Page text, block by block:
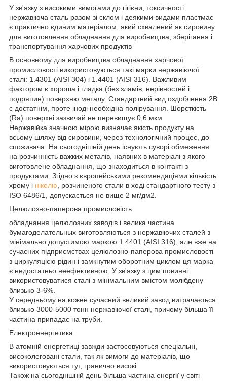
У зв'язку з високими вимогами до гігієни, токсичності
нержавіюча сталь разом зі склом і деякими видами пластмас
є практично єдиним матеріалом, який схвалений як сировину
для виготовлення обладнання для виробництва, зберігання і
транспортування харчових продуктів
В основному для виробництва обладнання харчової
промисловості використовуються такі марки нержавіючої
сталі: 1.4301 (AISI 304) і 1.4401 (AISI 316). Важливим
фактором є хороша і гладка (без зламів, нерівностей і
подряпин) поверхню металу. Стандартний вид оздоблення 2B
є достатнім, проте іноді необхідна полірування. Шорсткість
(Ra) поверхні зазвичай не перевищує 0,6 мкм
Нержавійка значною мірою визначає якість продукту на
всьому шляху від сировини, через технологічний процес, до
споживача. На сьогоднішній день існують суворі обмеження
на розчинність важких металів, наявних в матеріалі з якого
виготовлене обладнання, що знаходиться в контакті з
продуктами. Згідно з європейськими рекомендаціями кількість
хрому і нікелю , розчиненого стали в ході стандартного тесту з
ISO 6486/1, допускається не вище 2 мг/дм2.
Целюлозно-паперова промисловість.
обладнання целюлозних заводів і велика частина
бумагоделательных виготовляються з нержавіючих сталей з
мінімально допустимою маркою 1.4401 (AISI 316), але вже на
сучасних підприємствах целюлозно-паперова промисловості
з циркуляцією рідин і замкнутим оборотним циклом ця марка
є недостатньо неефективною. У зв'язку з цим повинні
використовуватися сталі з мінімальним вмістом молібдену
близько 3-6%.
У середньому на кожен сучасний великий завод витрачається
близько 3000-5000 тонн нержавіючої сталі, причому більша її
частина припадає на труби.
Електроенергетика.
В атомній енергетиці завжди застосовуються спеціальні,
високолеговані стали, так як вимоги до матеріалів, що
використовуються тут, гранично високі.
Також на сьогоднішній день більша частина енергії у світі